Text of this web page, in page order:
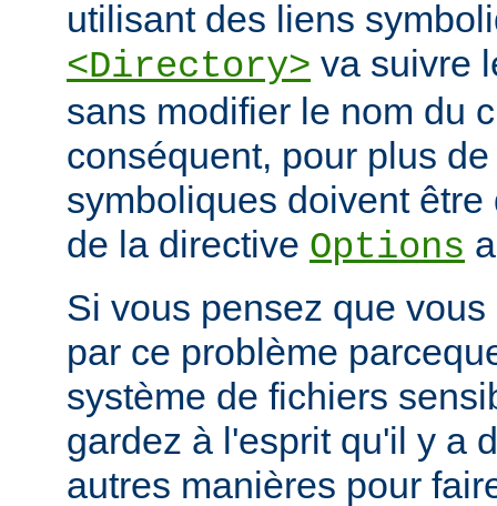
utilisant des liens
<Directory> va suivre
sans modifier le nom du
conséquent, pour plus
symboliques doivent
de la directive Options
Si vous pensez que
par ce problème
système de fichiers
gardez à l'esprit qu'il y a
autres manières pour